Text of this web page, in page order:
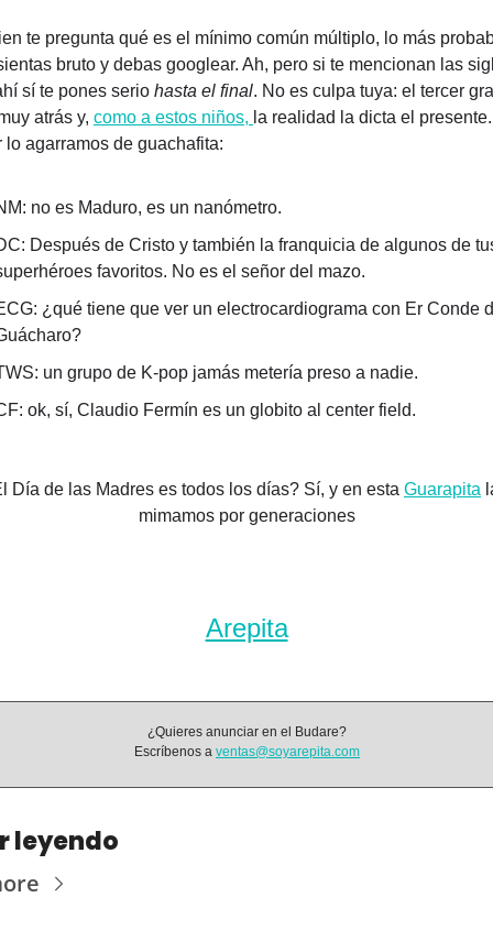
te pregunta qué es el mínimo común múltiplo, lo más
bruto y debas googlear. Ah, pero si te mencionan las
sí te pones serio hasta el final. No es culpa tuya: el tercer
atrás y, como a estos niños, la realidad la dicta el
lo agarramos de guachafita:
no es Maduro, es un nanómetro.
Después de Cristo y también la franquicia de algunos de
favoritos. No es el señor del mazo.
¿qué tiene que ver un electrocardiograma con Er Conde
un grupo de K-pop jamás metería preso a nadie.
ok, sí, Claudio Fermín es un globito al center field.
Día de las Madres es todos los días? Sí, y en esta Guarapita
mimamos por generaciones
Arepita
¿Quieres anunciar en el Budare?
Escríbenos a ventas@soyarepita.com
leyendo